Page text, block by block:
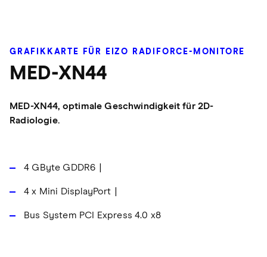
GRAFIKKARTE FÜR EIZO RADIFORCE-MONITORE
MED-XN44
MED-XN44, optimale Geschwindigkeit für 2D-
Radiologie.
4 GByte GDDR6
4 x Mini DisplayPort
Bus System PCI Express 4.0 x8